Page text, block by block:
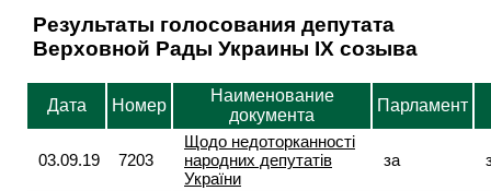
Результаты голосования депутата
Верховной Рады Украины IX созыва
Дата Номер
Наименование
документа
Парламент
03.09.19 7203
Щодо недоторканності
народних депутатів
України
за